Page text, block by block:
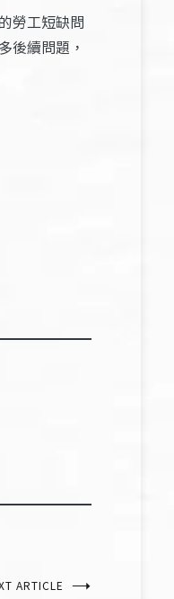
勞工短缺問
後續問題，
ARTICLE